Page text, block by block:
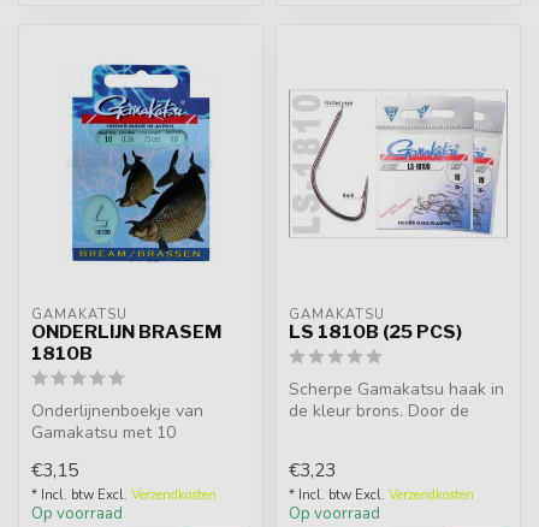
GAMAKATSU
ONDERLIJN BRASEM
1810B
Onderlijnenboekje van
Gamakatsu met 10
centimeter lang. Deze ...
€3,15
* Incl. btw Excl. Verzendkosten
Op voorraad
GAMAKATSU
LS 1810B (25 PCS)
Scherpe Gamakatsu haak in
de kleur brons. Door de
€3,23
* Incl. btw Excl. Verzendkosten
Op voorraad